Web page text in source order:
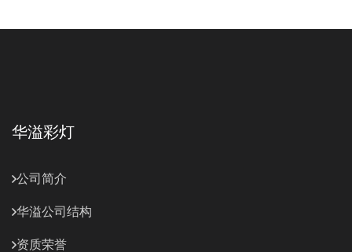
华溢彩灯
公司简介
华溢公司结构
资质荣誉